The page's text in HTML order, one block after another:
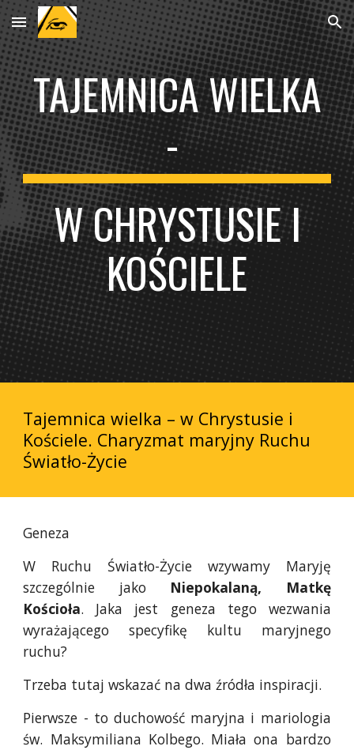
Skip to main content Skip to navigation
TAJEMNICA WIELKA
-
W CHRYSTUSIE I
KOŚCIELE
Tajemnica wielka – w Chrystusie i
Kościele. Charyzmat maryjny Ruchu
Światło-Życie
Geneza
W Ruchu Światło-Życie wzywamy Maryję
szczególnie jako Niepokalaną, Matkę
Kościoła. Jaka jest geneza tego wezwania
wyrażającego specyfikę kultu maryjnego
ruchu?
Trzeba tutaj wskazać na dwa źródła inspiracji.
Pierwsze - to duchowość maryjna i mariologia
św. Maksymiliana Kolbego. Miała ona bardzo